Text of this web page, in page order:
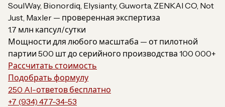
SoulWay, Bionordiq, Elysianty, Guworta, ZENKAI CO, Not
Just, Maxler — проверенная экспертиза
1.7 млн капсул/сутки
Мощности для любого масштаба — от пилотной
партии 500 шт до серийного производства 100 000+
Рассчитать стоимость
Подобрать формулу
250 AI-ответов бесплатно
+7 (934) 477-34-53